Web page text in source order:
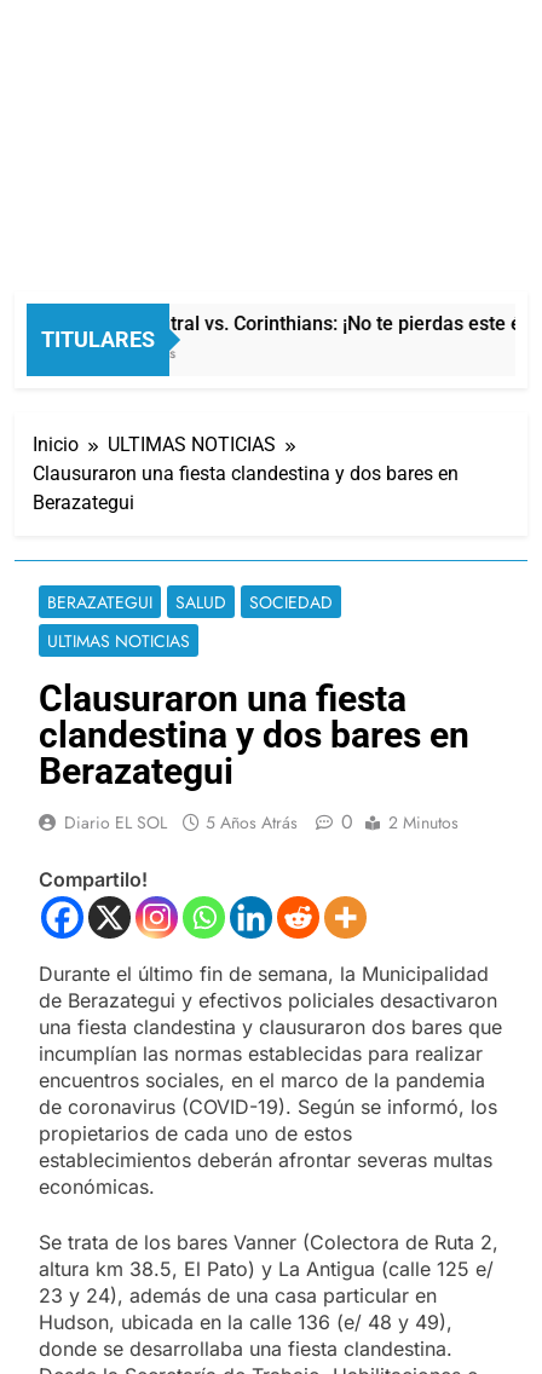
TITULARES
Rosario Central vs. Corinthians: ¡No te pierdas este
20 Minutos Atrás
Inicio
ULTIMAS NOTICIAS
Clausuraron una fiesta clandestina y dos bares en
Berazategui
BERAZATEGUI SALUD
SOCIEDAD
ULTIMAS NOTICIAS
Clausuraron una fiesta
clandestina y dos bares en
Berazategui
Diario EL SOL 5 Años Atrás 0 2 Minutos
Compartilo!
Durante el último fin de semana, la Municipalidad
de Berazategui y efectivos policiales desactivaron
una fiesta clandestina y clausuraron dos bares que
incumplían las normas establecidas para realizar
encuentros sociales, en el marco de la pandemia
de coronavirus (COVID-19). Según se informó, los
propietarios de cada uno de estos
establecimientos deberán afrontar severas multas
económicas.
Se trata de los bares Vanner (Colectora de Ruta 2,
altura km 38.5, El Pato) y La Antigua (calle 125 e/
23 y 24), además de una casa particular en
Hudson, ubicada en la calle 136 (e/ 48 y 49),
donde se desarrollaba una fiesta clandestina.